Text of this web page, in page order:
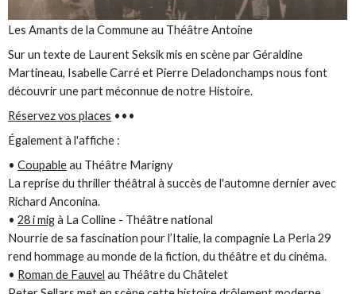
Les Amants de la Commune au Théâtre Antoine
Sur un texte de Laurent Seksik mis en scène par Géraldine
Martineau, Isabelle Carré et Pierre Deladonchamps nous font
découvrir une part méconnue de notre Histoire.
Réservez vos places •••
Également à l'affiche :
•Coupableau Théâtre Marigny
La reprise du thriller théâtral à succès de l'automne dernier avec
Richard Anconina.
•28 i migà La Colline - Théâtre national
Nourrie de sa fascination pour l’Italie, la compagnie La Perla 29
rend hommage au monde de la fiction, du théâtre et du cinéma.
• Roman de Fauvel au Théâtre du Châtelet